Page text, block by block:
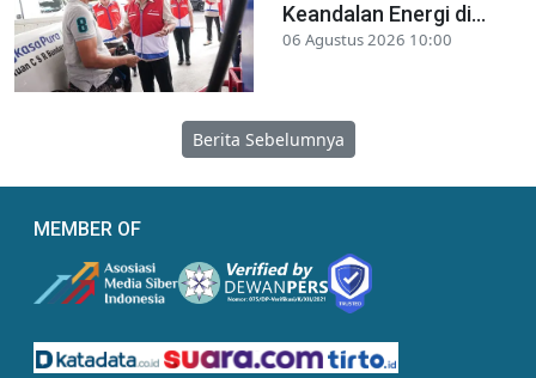
Keandalan Energi di...
06 Agustus 2026 10:00
Berita Sebelumnya
MEMBER OF